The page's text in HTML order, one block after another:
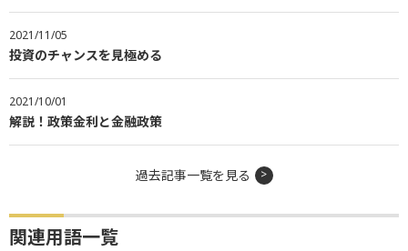
2021/11/05
投資のチャンスを見極める
2021/10/01
解説！政策金利と金融政策
過去記事一覧を見る
関連用語一覧